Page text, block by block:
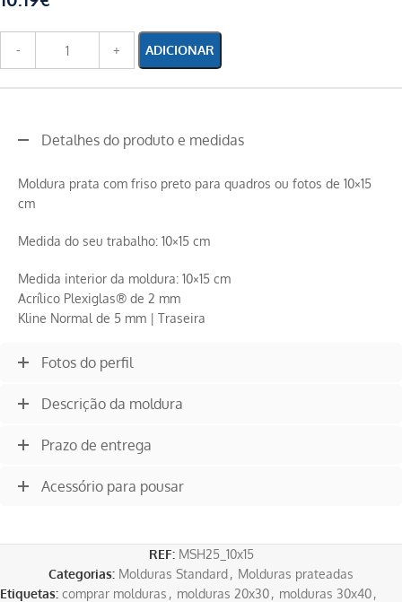
ADICIONAR
Detalhes do produto e medidas
Moldura prata com friso preto para quadros ou fotos de 10×15
cm
Medida do seu trabalho: 10×15 cm
Medida interior da moldura: 10×15 cm
Acrílico Plexiglas® de 2 mm
Kline Normal de 5 mm | Traseira
Fotos do perfil
Descrição da moldura
Prazo de entrega
Acessório para pousar
REF: MSH25_10x15
Categorias: Molduras Standard, Molduras prateadas
Etiquetas: comprar molduras , molduras 20x30, molduras 30x40,